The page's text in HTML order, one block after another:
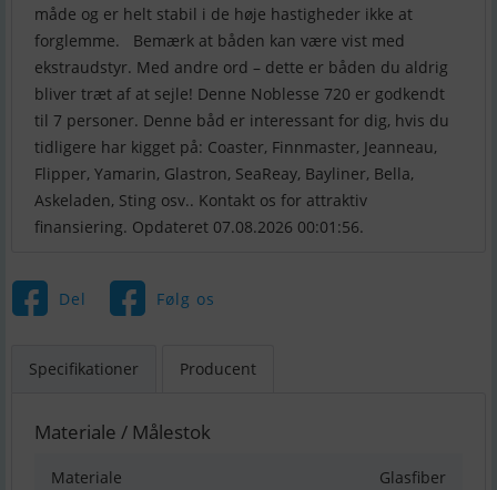
måde og er helt stabil i de høje hastigheder ikke at
forglemme. Bemærk at båden kan være vist med
ekstraudstyr. Med andre ord – dette er båden du aldrig
bliver træt af at sejle! Denne Noblesse 720 er godkendt
til 7 personer. Denne båd er interessant for dig, hvis du
tidligere har kigget på: Coaster, Finnmaster, Jeanneau,
Flipper, Yamarin, Glastron, SeaReay, Bayliner, Bella,
Askeladen, Sting osv.. Kontakt os for attraktiv
finansiering. Opdateret 07.08.2026 00:01:56.
Del Følg os
Specifikationer Producent
Materiale / Målestok
Materiale Glasfiber